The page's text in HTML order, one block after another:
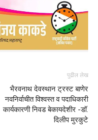
पुढील लेख
भैरवनाथ देवस्थान ट्रस्ट बाणेर
नवनिर्वाचीत विश्वस्त व पदाधिकारी
कार्यकारणी निवड बेकायदेशीर -डॉ.
दिलीप मुरकुटे